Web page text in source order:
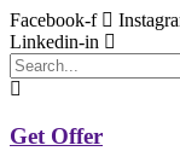
Facebook-f
Linkedin-in
Get Offer